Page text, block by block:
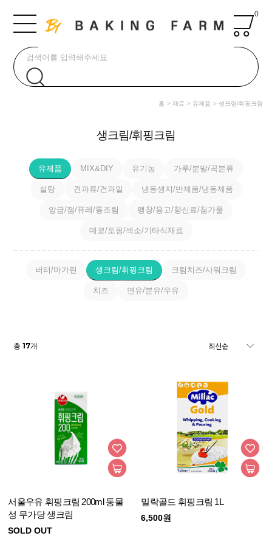
0
홈 재료 유제품 생크림/휘핑크림
생크림/휘핑크림
유제품 MIX&DIY 유기농 가루/분말/곡분류
설탕 견과류/건과일 냉동생지/반제품/냉동제품
앙금/잼/퓨레/통조림 팽창/응고/향신료/첨가물
데코/토핑/색소/기타식재료
버터/마가린 생크림/휘핑크림 크림치즈/사워크림
치즈 연유/분유/우유
총17개
서울우유 휘핑크림 200ml 동물
성 무가당 생크림
SOLD OUT
밀락골드 휘핑크림 1L
6,500원